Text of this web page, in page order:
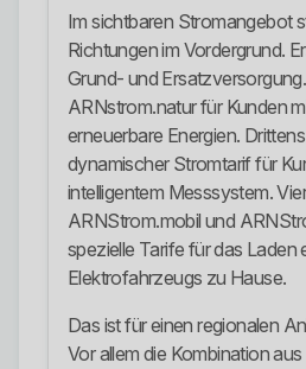
Im sichtbaren Stromangebot
Richtungen im Vordergrund.
Grund- und
ARNstrom.natur für Kunden
erneuerbare Energien.
dynamischer Stromtarif für
intelligentem Messsystem.
ARNStrom.mobil und
spezielle Tarife für das Laden
Elektrofahrzeugs zu Hause.
Das ist für einen regionalen
Vor allem die Kombination aus